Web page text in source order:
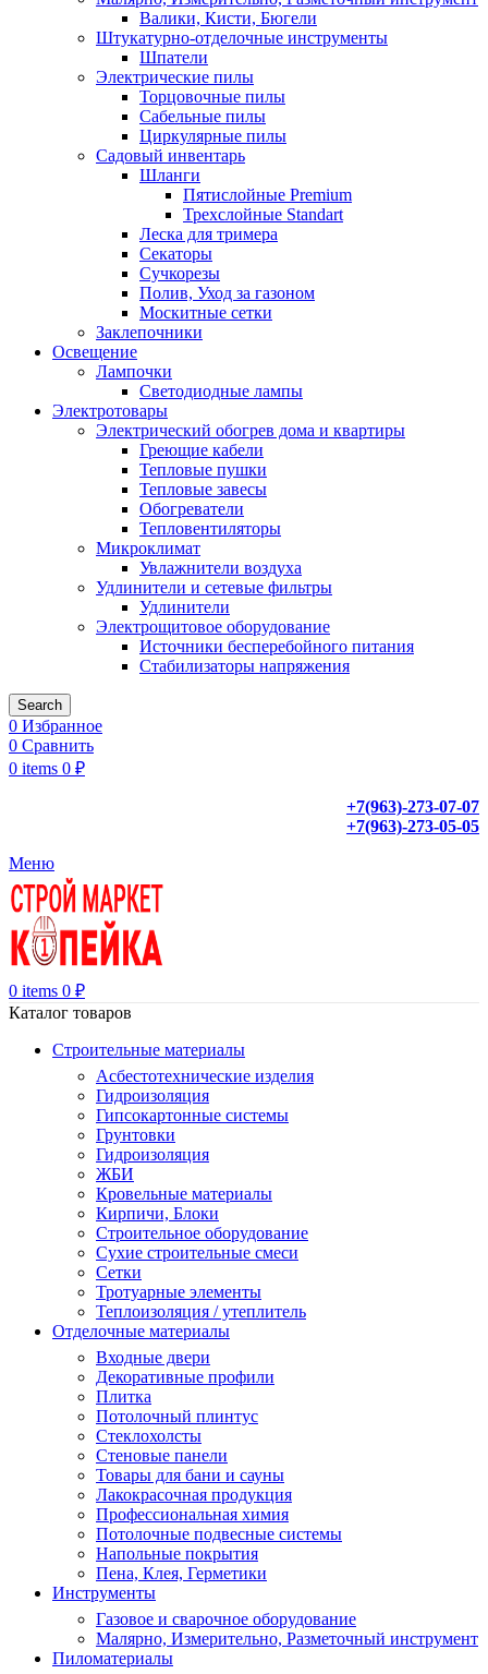
Валики, Кисти, Бюгели
Штукатурно-отделочные инструменты
Шпатели
Электрические пилы
Торцовочные пилы
Сабельные пилы
Циркулярные пилы
Садовый инвентарь
Шланги
Пятислойные Premium
Трехслойные Standart
Леска для тримера
Секаторы
Сучкорезы
Полив, Уход за газоном
Москитные сетки
Заклепочники
Освещение
Лампочки
Светодиодные лампы
Электротовары
Электрический обогрев дома и квартиры
Греющие кабели
Тепловые пушки
Тепловые завесы
Обогреватели
Тепловентиляторы
Микроклимат
Увлажнители воздуха
Удлинители и сетевые фильтры
Удлинители
Электрощитовое оборудование
Источники бесперебойного питания
Стабилизаторы напряжения
Search
0 Избранное
0 Сравнить
0 items 0 ₽
+7(963)-273-07-07
+7(963)-273-05-05
Меню
0 items 0 ₽
Каталог товаров
Строительные материалы
Асбестотехнические изделия
Гидроизоляция
Гипсокартонные системы
Грунтовки
Гидроизоляция
ЖБИ
Кровельные материалы
Кирпичи, Блоки
Строительное оборудование
Сухие строительные смеси
Сетки
Тротуарные элементы
Теплоизоляция / утеплитель
Отделочные материалы
Входные двери
Декоративные профили
Плитка
Потолочный плинтус
Стеклохолсты
Стеновые панели
Товары для бани и сауны
Лакокрасочная продукция
Профессиональная химия
Потолочные подвесные системы
Напольные покрытия
Пена, Клея, Герметики
Инструменты
Газовое и сварочное оборудование
Малярно, Измерительно, Разметочный инструмент
Пиломатериалы